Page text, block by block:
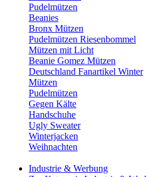
Pudelmützen
Beanies
Bronx Mützen
Pudelmützen Riesenbommel
Mützen mit Licht
Beanie Gomez Mützen
Deutschland Fanartikel Winter
Mützen
Pudelmützen
Gegen Kälte
Handschuhe
Ugly Sweater
Winterjacken
Weihnachten
Industrie & Werbung